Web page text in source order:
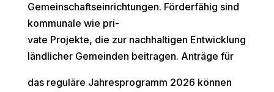
Gemeinschaftseinrichtungen. Förderfähig sind
kommunale wie pri-
vate Projekte, die zur nachhaltigen Entwicklung
ländlicher Gemeinden beitragen. Anträge für
das reguläre Jahresprogramm 2026 können